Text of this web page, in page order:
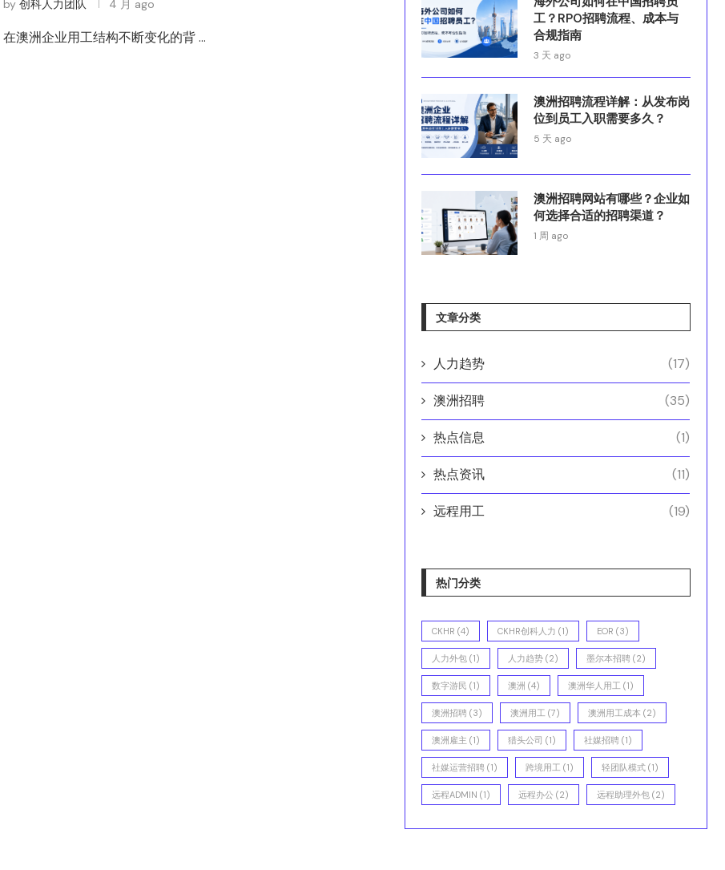
by创科人力团队 4 月 ago
在澳洲企业用工结构不断变化的背 …
工？RPO招聘流程、成本与
合规指南
3 天 ago
澳洲招聘流程详解：从发布岗
位到员工入职需要多久？
5 天 ago
澳洲招聘网站有哪些？企业如
何选择合适的招聘渠道？
1 周 ago
文章分类
人力趋势 (17)
澳洲招聘 (35)
热点信息 (1)
热点资讯 (11)
远程用工 (19)
热门分类
CKHR (4) CKHR创科人力 (1) EOR (3)
人力外包 (1) 人力趋势 (2) 墨尔本招聘 (2)
数字游民 (1) 澳洲 (4) 澳洲华人用工 (1)
澳洲招聘 (3) 澳洲用工 (7) 澳洲用工成本 (2)
澳洲雇主 (1) 猎头公司 (1) 社媒招聘 (1)
社媒运营招聘 (1) 跨境用工 (1) 轻团队模式 (1)
远程ADMIN (1) 远程办公 (2) 远程助理外包 (2)